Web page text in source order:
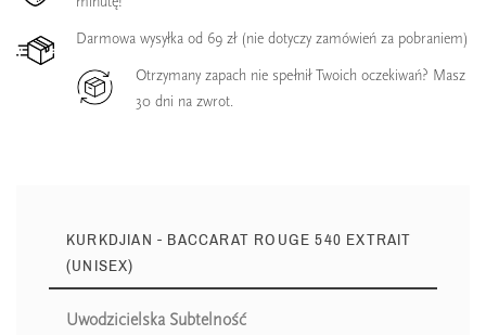
Darmowa wysyłka od 69 zł (nie dotyczy zamówień za pobraniem)
Otrzymany zapach nie spełnił Twoich oczekiwań? Masz
30 dni na zwrot.
KURKDJIAN - BACCARAT ROUGE 540 EXTRAIT
(UNISEX)
Uwodzicielska Subtelność